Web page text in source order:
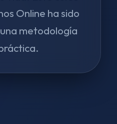
Online ha sido
metodología